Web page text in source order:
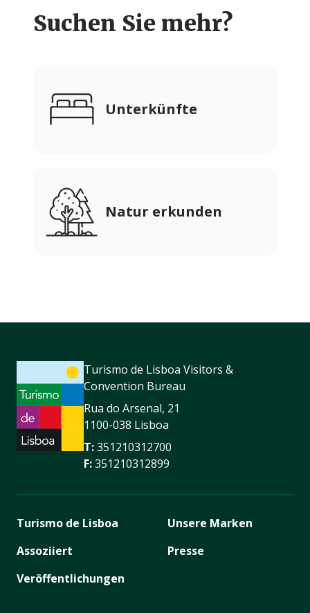
Suchen Sie mehr?
Unterkünfte
Natur erkunden
Turismo de Lisboa Visitors &
Convention Bureau
Rua do Arsenal, 21
1100-038 Lisboa
T:351210312700
F:351210312899
Turismo de Lisboa
Assoziiert
Veröffentlichungen
Unsere Marken
Presse